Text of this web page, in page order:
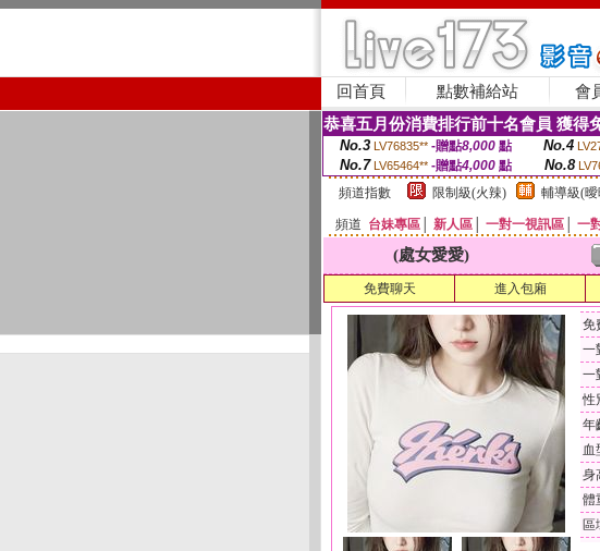
回首頁 點數補給站 會
恭喜五月份消費排行前十名會員 獲得
No.3 LV76835** -贈點8,000點 No.4
No.7 LV65464** -贈點4,000 點 No.8
頻道指數
限制級(火辣) 輔導級(
頻道 台妹專區 新人區 一對一視訊區 一
(處女愛愛)
免費聊天 進入包廂
免
一
一
性
年
血
身
體
區